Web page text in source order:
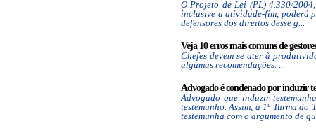
O Projeto de Lei (PL) 4.330/
inclusive a atividade-fim, poderá
defensores dos direitos desse g...
Veja 10 erros mais comuns de
Chefes devem se ater à
algumas recomendações. ...
Advogado é condenado por induzir
Advogado que induzir
testemunho. Assim, a 1ª Turma
testemunha com o argumento de